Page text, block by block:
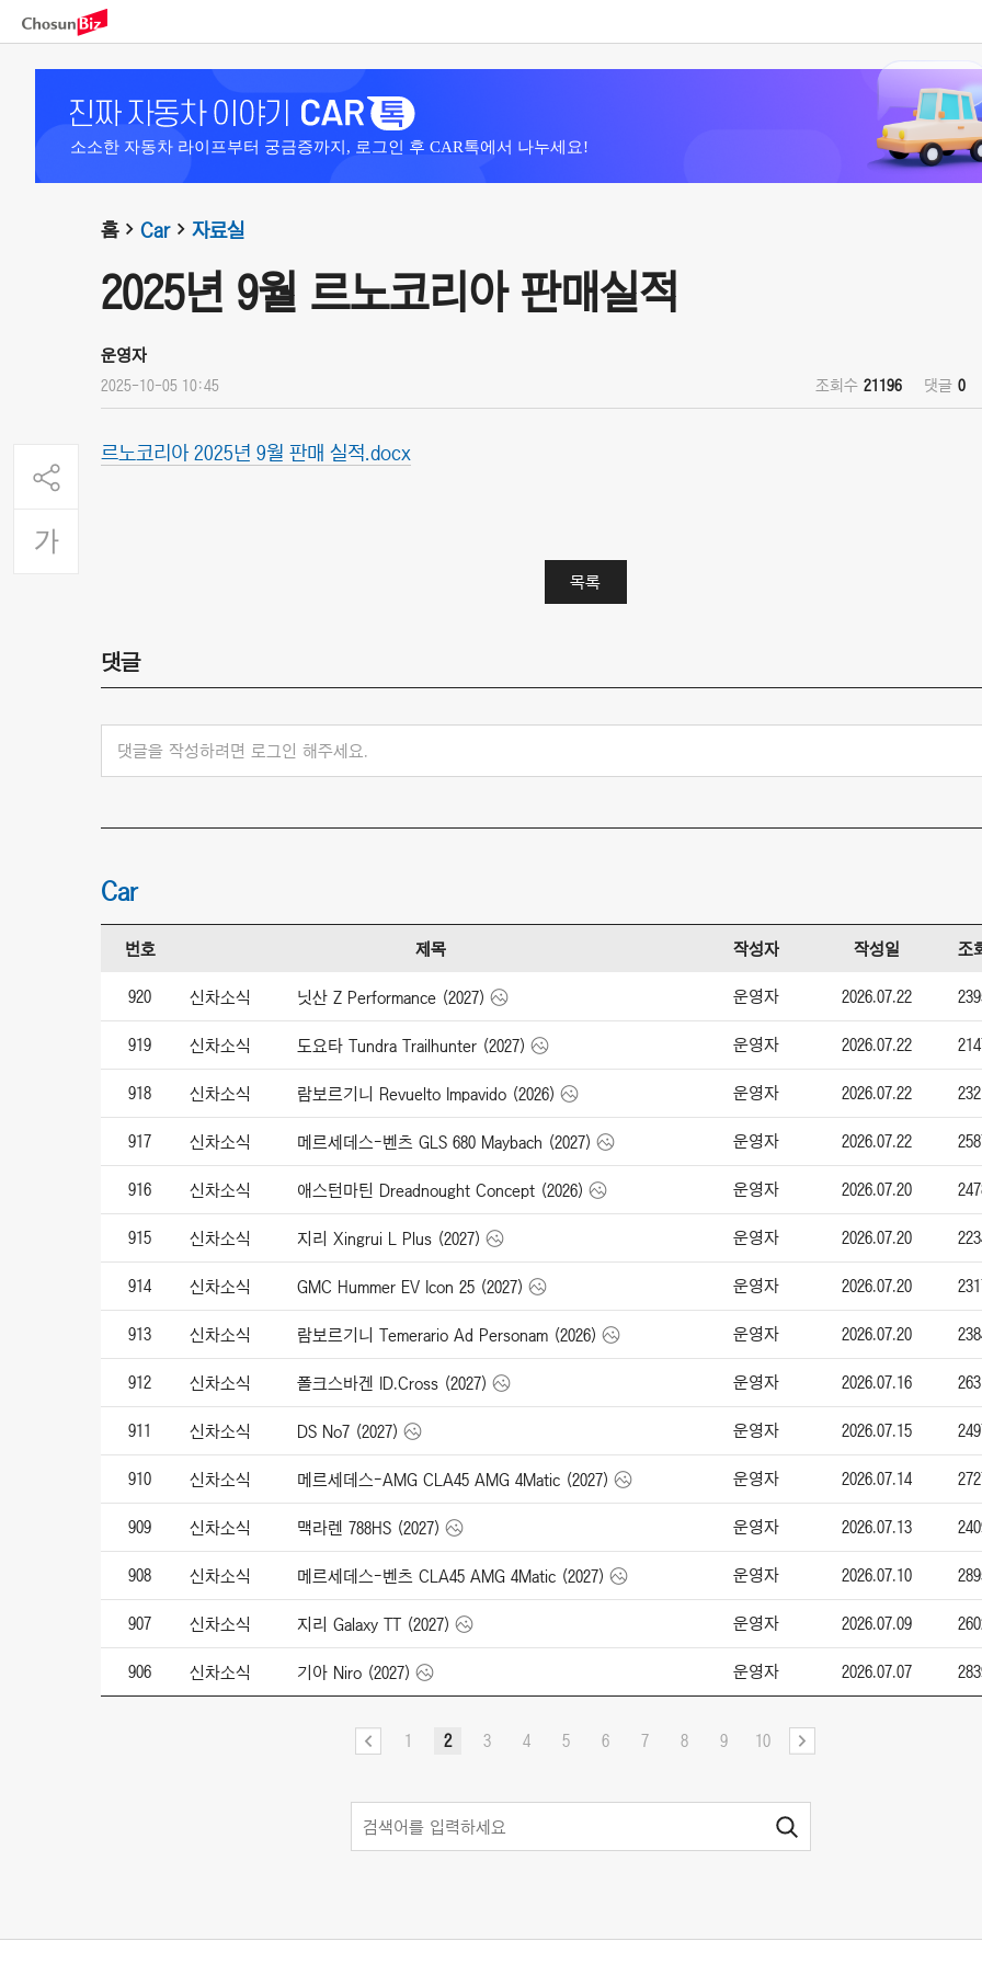
소소한 자동차 라이프부터 궁금증까지, 로그인 후 CAR톡에서 나누세요!
홈 Car 자료실
2025년 9월 르노코리아 판매실적
운영자
2025-10-05 10:45 조회수 21196 댓글 0
르노코리아 2025년 9월 판매 실적.docx
목록
댓글
댓글을 작성하려면 로그인 해주세요.
Car
번호 제목 작성자 작성일 조
920 신차소식 닛산 Z Performance (2027) 운영자 2026.07.22
919 신차소식 도요타 Tundra Trailhunter (2027) 운영자 2026.07.22
918 신차소식 람보르기니 Revuelto Impavido (2026) 운영자 2026.07.22
917 신차소식 메르세데스-벤츠 GLS 680 Maybach (2027) 운영자 2026.07.22
916 신차소식 애스턴마틴 Dreadnought Concept (2026) 운영자 2026.07.20
915 신차소식 지리 Xingrui L Plus (2027) 운영자 2026.07.20
914 신차소식 GMC Hummer EV Icon 25 (2027) 운영자 2026.07.20
913 신차소식 람보르기니 Temerario Ad Personam (2026) 운영자 2026.07.20
912 신차소식 폴크스바겐 ID.Cross (2027) 운영자 2026.07.16
911 신차소식 DS No7 (2027) 운영자 2026.07.15
910 신차소식 메르세데스-AMG CLA45 AMG 4Matic (2027) 운영자 2026.07.14
909 신차소식 맥라렌 788HS (2027) 운영자 2026.07.13
908 신차소식 메르세데스-벤츠 CLA45 AMG 4Matic (2027) 운영자 2026.07.10
907 신차소식 지리 Galaxy TT (2027) 운영자 2026.07.09
906 신차소식 기아 Niro (2027) 운영자 2026.07.07
1 2 3 4 5 6 7 8 9 10